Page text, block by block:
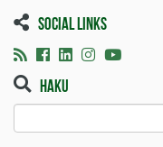
Social links
Haku